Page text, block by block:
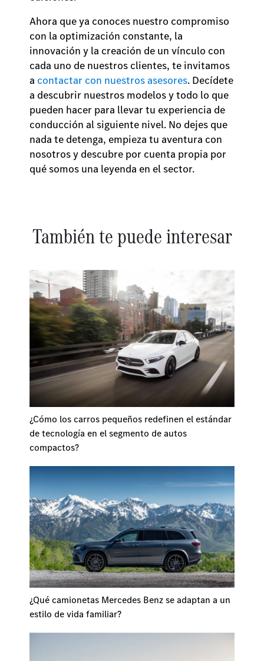
Ahora que ya conoces nuestro compromiso
con la optimización constante, la
innovación y la creación de un vínculo con
cada uno de nuestros clientes, te invitamos
a contactar con nuestros asesores. Decídete
a descubrir nuestros modelos y todo lo que
pueden hacer para llevar tu experiencia de
conducción al siguiente nivel. No dejes que
nada te detenga, empieza tu aventura con
nosotros y descubre por cuenta propia por
qué somos una leyenda en el sector.
También te puede interesar
¿Cómo los carros pequeños redefinen el estándar
de tecnología en el segmento de autos
compactos?
¿Qué camionetas Mercedes Benz se adaptan a un
estilo de vida familiar?